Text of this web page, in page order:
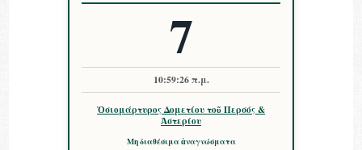
7
10:59:27 π.μ.
Ὁσιομάρτυρος Δομετίου τοῦ Περσός &
Ἀστερίου
Μη διαθέσιμα ἀναγνώσματα